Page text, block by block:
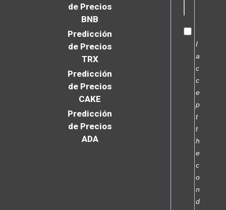
de Precios
BNB
Predicción
de Precios
TRX
Predicción
de Precios
CAKE
Predicción
de Precios
ADA
I
a
c
c
e
p
t
t
h
e
c
o
n
d